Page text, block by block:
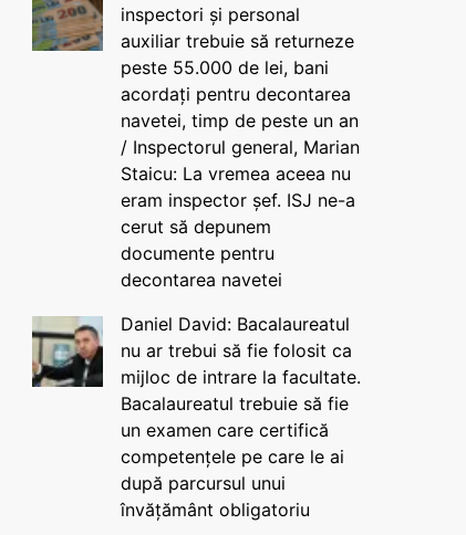
inspectori și personal
auxiliar trebuie să returneze
peste 55.000 de lei, bani
acordați pentru decontarea
navetei, timp de peste un an
/ Inspectorul general, Marian
Staicu: La vremea aceea nu
eram inspector șef. ISJ ne-a
cerut să depunem
documente pentru
decontarea navetei
Daniel David: Bacalaureatul
nu ar trebui să fie folosit ca
mijloc de intrare la facultate.
Bacalaureatul trebuie să fie
un examen care certifică
competențele pe care le ai
după parcursul unui
învățământ obligatoriu